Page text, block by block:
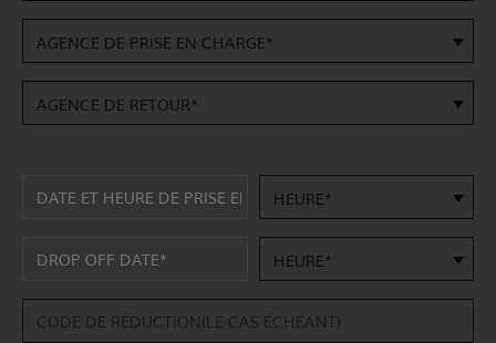
AGENCE DE PRISE EN CHARGE*
AGENCE DE RETOUR*
HEURE*
HEURE*